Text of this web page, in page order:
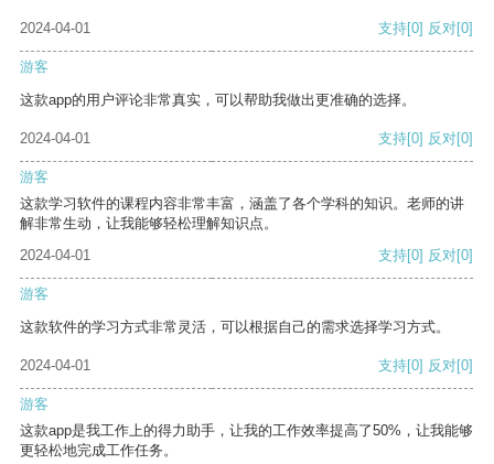
2024-04-01 支持[0] 反对[0]
游客
这款app的用户评论非常真实，可以帮助我做出更准确的选择。
2024-04-01 支持[0] 反对[0]
游客
这款学习软件的课程内容非常丰富，涵盖了各个学科的知识。老师的讲
解非常生动，让我能够轻松理解知识点。
2024-04-01
支持[0] 反对[0]
游客
这款软件的学习方式非常灵活，可以根据自己的需求选择学习方式。
2024-04-01 支持[0] 反对[0]
游客
这款app是我工作上的得力助手，让我的工作效率提高了50%，让我能够
更轻松地完成工作任务。